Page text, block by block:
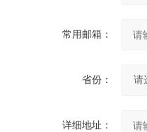
常用邮箱：
省份：
详细地址：